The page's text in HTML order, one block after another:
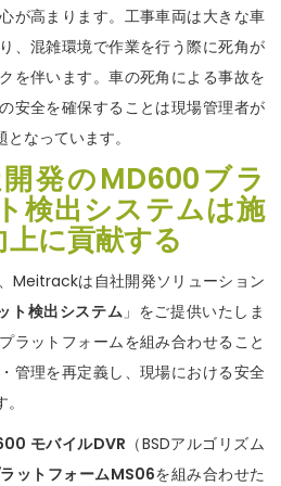
n
が高まります。工事車両は大きな車
、混雑環境で作業を行う際に死角が
を伴います。車の死角による事故を
安全を確保することは現場管理者が
なっています。
発のMD600ブラ
検出システムは施
に貢献する
Meitrackは自社開発ソリューション
ト検出システム」をご提供いたしま
ラットフォームを組み合わせること
管理を再定義し、現場における安全
モバイルDVR （BSDアルゴリズム
ットフォームMS06を組み合わせた